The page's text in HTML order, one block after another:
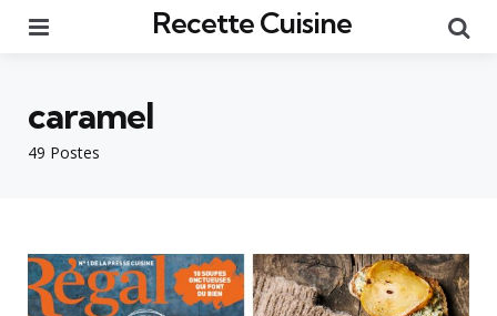
Recette Cuisine
49 Postes
caramel